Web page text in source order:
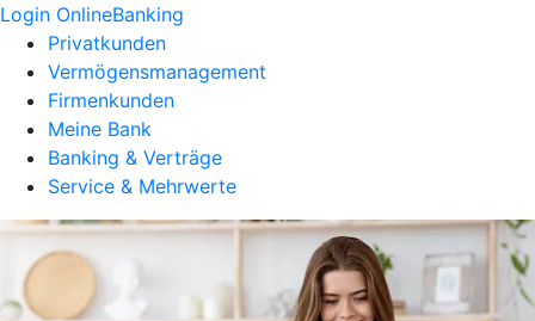
Login OnlineBanking
Privatkunden
Vermögensmanagement
Firmenkunden
Meine Bank
Banking & Verträge
Service & Mehrwerte